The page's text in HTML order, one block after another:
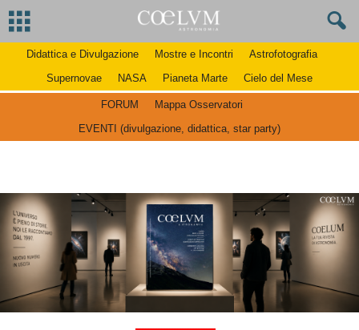
Didattica e Divulgazione Mostre e Incontri
Astrofotografia
Supernovae
NASA Pianeta Marte Cielo del Mese
FORUM
Mappa Osservatori
EVENTI (divulgazione, didattica, star party)